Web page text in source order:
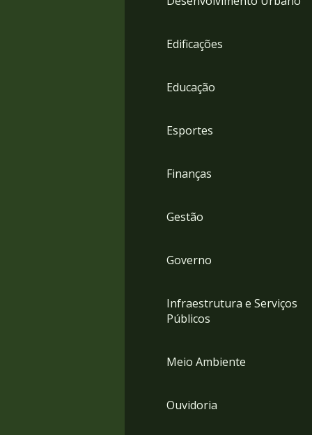
Edificações
Educação
Esportes
Finanças
Gestão
Governo
Infraestrutura e Serviços
Públicos
Meio Ambiente
Ouvidoria